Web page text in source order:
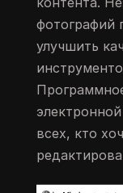
фотографий
улучшить
всех, кто